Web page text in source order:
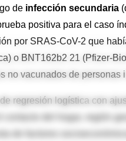
de infección secundaria
positiva para el caso
por SRAS-CoV-2 que
o BNT162b2 21 (Pfizer-
no vacunados de personas
regresión logística con
contacto del hogar, región